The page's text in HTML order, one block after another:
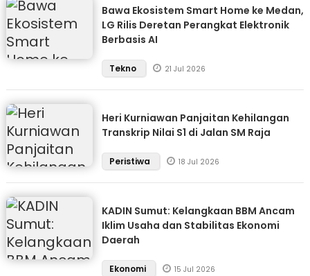
Bawa Ekosistem Smart Home ke Medan,
LG Rilis Deretan Perangkat Elektronik
Berbasis AI
Tekno 21 Jul 2026
Heri Kurniawan Panjaitan Kehilangan
Transkrip Nilai S1 di Jalan SM Raja
Peristiwa 18 Jul 2026
KADIN Sumut: Kelangkaan BBM Ancam
Iklim Usaha dan Stabilitas Ekonomi
Daerah
Ekonomi 15 Jul 2026